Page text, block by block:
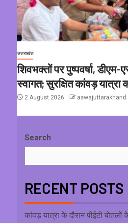
उत्तराखंड
शिवभक्तों पर पुष्पवर्षा,
स्वागत; सुरक्षित कांवड़ यात्रा
2 August 2026
Search
RECENT POSTS
कांवड़ यात्रा के दौरान पीईटी